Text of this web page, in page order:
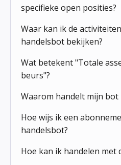
specifieke open posities?
Waar kan ik de
handelsbot bekijken?
Wat betekent "Totale
beurs"?
Waarom handelt mijn bot
Hoe wijs ik een
handelsbot?
Hoe kan ik handelen met